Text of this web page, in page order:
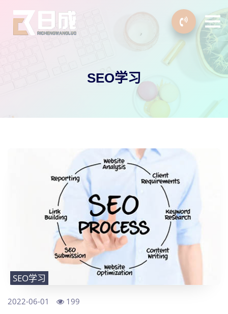
SEO学习
SEO学习
2022-06-01 199